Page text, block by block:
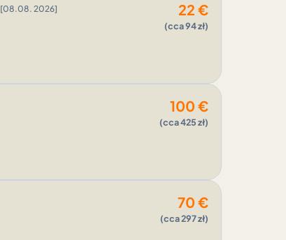
[08.08. 2026] 22 €
(cca 94 zł)
100 €
(cca 425 zł)
70 €
(cca 297 zł)